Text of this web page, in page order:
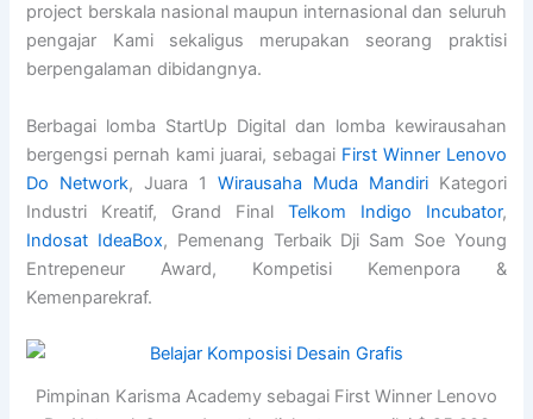
project berskala nasional maupun internasional dan seluruh
pengajar Kami sekaligus merupakan seorang praktisi
berpengalaman dibidangnya.
Berbagai lomba StartUp Digital dan lomba kewirausahan
bergengsi pernah kami juarai, sebagai First Winner Lenovo
Do Network, Juara 1 Wirausaha Muda MandiriKategori
Industri Kreatif, Grand Final Telkom Indigo Incubator,
Indosat IdeaBox, Pemenang Terbaik Dji Sam Soe Young
Entrepeneur Award, Kompetisi Kemenpora &
Kemenparekraf.
Pimpinan Karisma Academy sebagai First Winner Lenovo